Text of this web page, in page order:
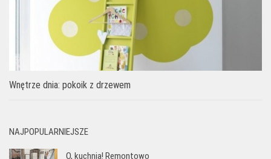
Wnętrze dnia: pokoik z drzewem
NAJPOPULARNIEJSZE
O, kuchnia! Remontowo